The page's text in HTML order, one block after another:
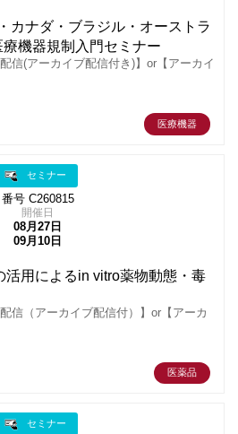
カナダ・ブラジル・オーストラ
機器規制入門セミナー
信(アーカイブ配信付き)】or【アーカイ
医療機器
セミナー
番号 C260815
開催日
08月27日
09月10日
活用によるin vitro薬物動態・毒
信（アーカイブ配信付）】or【アーカ
医薬品
セミナー